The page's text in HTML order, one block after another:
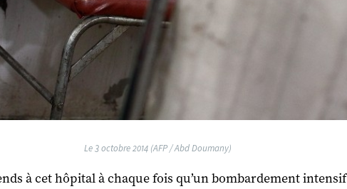
Le 3 octobre 2014 (AFP / Abd Doumany)
à cet hôpital à chaque fois qu’un bombardement intensif